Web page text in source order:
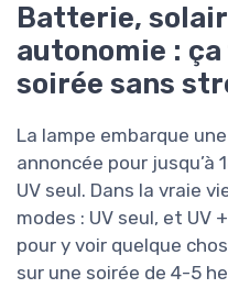
Batterie,
autonomie :
soirée sans
La lampe embarque une
annoncée pour jusqu’à
UV seul. Dans la vraie
modes : UV seul, et UV
pour y voir quelque
sur une soirée de 4-5